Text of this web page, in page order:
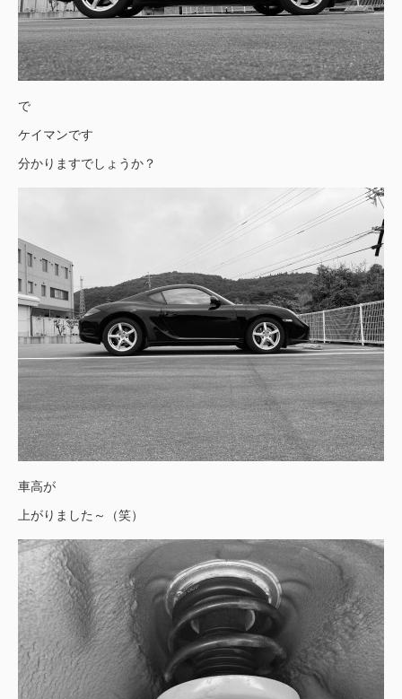
で
ケイマンです
分かりますでしょうか？
車高が
上がりました～（笑）